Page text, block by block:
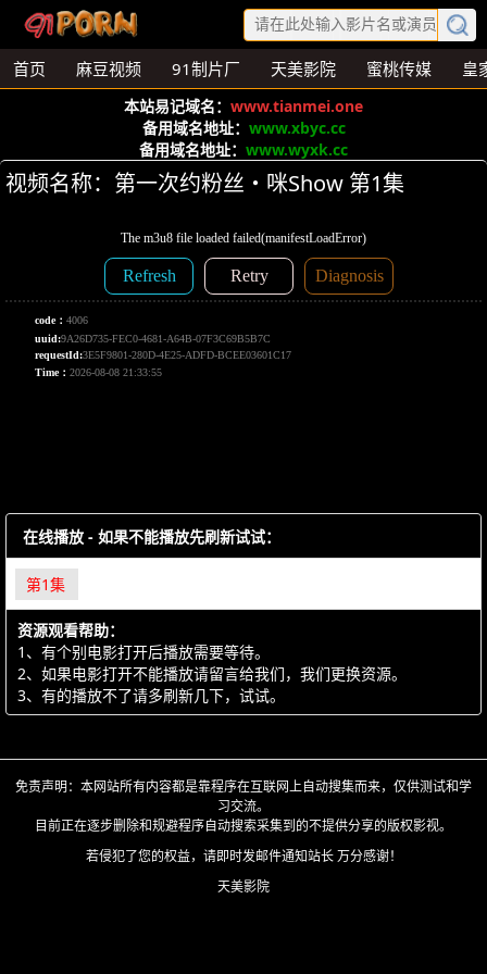
首页 麻豆视频 91制片厂 天美影院 蜜桃传媒 皇
本站易记域名： www.tianmei.one
备用域名地址： www.xbyc.cc
备用域名地址： www.wyxk.cc
视频名称：第一次约粉丝・咪Show 第1集
在线播放 - 如果不能播放先刷新试试：
第1集
资源观看帮助：
1、有个别电影打开后播放需要等待。
2、如果电影打开不能播放请留言给我们，我们更换资源。
3、有的播放不了请多刷新几下，试试。
免责声明：本网站所有内容都是靠程序在互联网上自动搜集而来，仅供测试和学
习交流。
目前正在逐步删除和规避程序自动搜索采集到的不提供分享的版权影视。
若侵犯了您的权益，请即时发邮件通知站长 万分感谢！
天美影院